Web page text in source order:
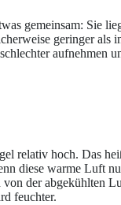
gemeinsam: Sie
geringer
aufnehmen
relativ hoch. Das
diese warme Luft
der abgekühlten
feuchter.